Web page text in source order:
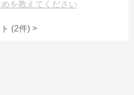
を教えてください
(2件) >